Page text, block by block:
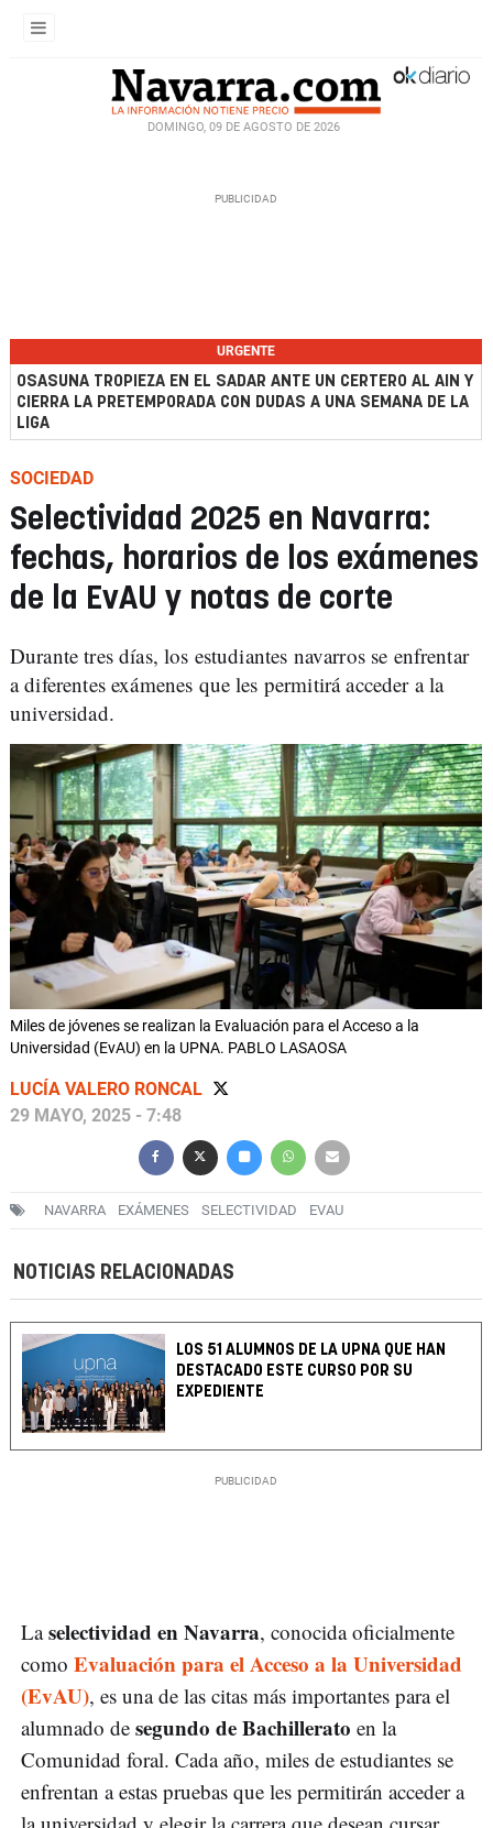
DOMINGO, 09 DE AGOSTO DE 2026
URGENTE
OSASUNA TROPIEZA EN EL SADAR ANTE UN CERTERO AL AIN Y
CIERRA LA PRETEMPORADA CON DUDAS A UNA SEMANA DE LA
LIGA
SOCIEDAD
Selectividad 2025 en Navarra:
fechas, horarios de los exámenes
de la EvAU y notas de corte
Durante tres días, los estudiantes navarros se enfrentar
a diferentes exámenes que les permitirá acceder a la
universidad.
Miles de jóvenes se realizan la Evaluación para el Acceso a la
Universidad (EvAU) en la UPNA. PABLO LASAOSA
LUCÍA VALERO RONCAL
29 MAYO, 2025 - 7:48
NAVARRA EXÁMENES SELECTIVIDAD EVAU
NOTICIAS RELACIONADAS
LOS 51 ALUMNOS DE LA UPNA QUE HAN
DESTACADO ESTE CURSO POR SU
EXPEDIENTE
Laselectividad en Navarra, conocida oficialmente
como Evaluación para el Acceso a la Universidad
(EvAU), es una de las citas más importantes para el
alumnado de segundo de Bachillerato en la
Comunidad foral. Cada año, miles de estudiantes se
enfrentan a estas pruebas que les permitirán acceder a